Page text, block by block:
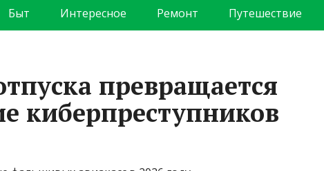
Быт Интересное Ремонт Путешествие
превращается
киберпреступников